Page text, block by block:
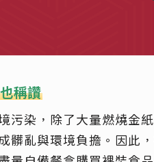
稱讚
污染，除了大量燃燒金
髒亂與環境負擔。因此